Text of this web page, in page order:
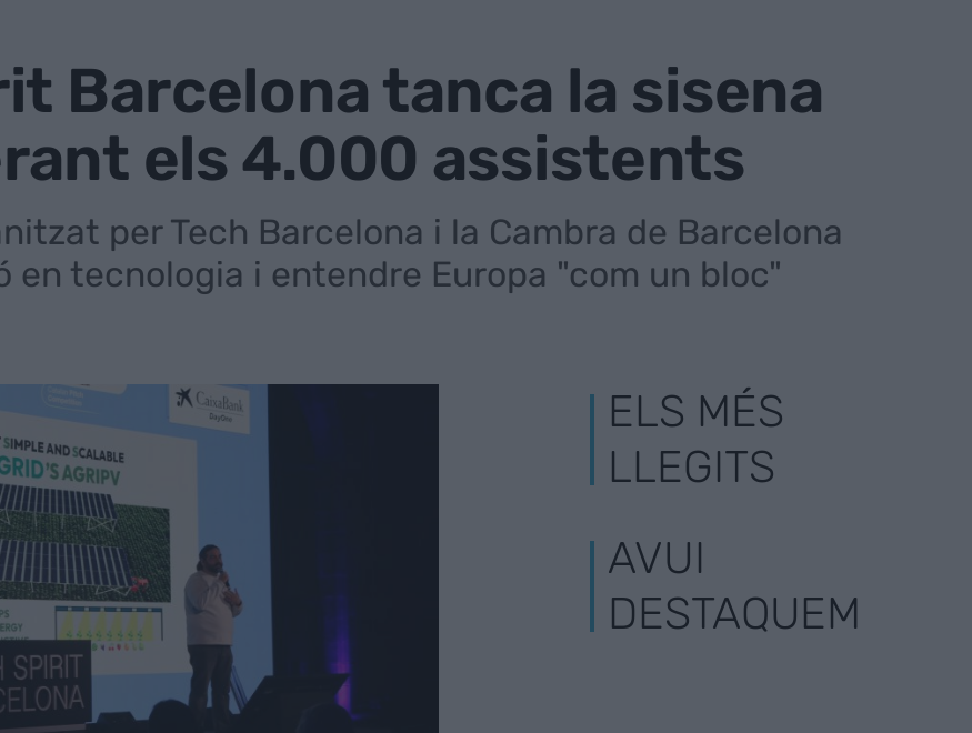
Barcelona tanca la sisena
els 4.000 assistents
per Tech Barcelona i la Cambra de Barcelona
en tecnologia i entendre Europa "com un bloc"
ELS MÉS
LLEGITS
AVUI
DESTAQUEM